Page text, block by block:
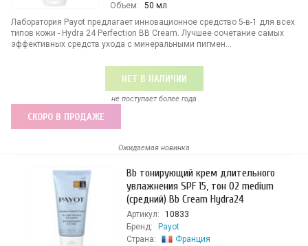
Объем:
50 мл
Лаборатория Payot предлагает инновационное средство 5-в-1 для всех
типов кожи - Hydra 24 Perfection BB Cream. Лучшее сочетание самых
эффективных средств ухода с минеральными пигмен...
НЕТ В НАЛИЧИИ
не поступает более года
СКОРО В ПРОДАЖЕ
Ожидаемая новинка
Bb тонирующий крем длительного
увлажнения SPF 15, тон 02 medium
(средний) Bb Cream Hydra24
Артикул:
10833
Бренд:
Payot
Страна:
Франция